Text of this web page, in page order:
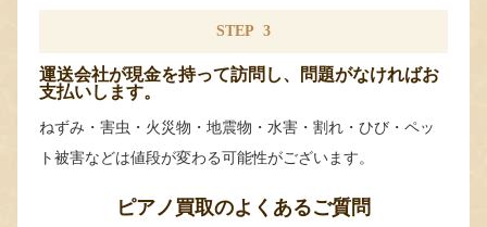
STEP 3
運送会社が現金を持って訪問し、問題がなければお
支払いします。
ねずみ・害虫・火災物・地震物・水害・割れ・ひび・ペッ
ト被害などは値段が変わる可能性がございます。
ピアノ買取のよくあるご質問